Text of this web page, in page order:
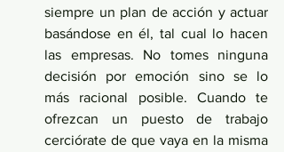
siempre un plan de acción y actuar
basándose en él, tal cual lo hacen
las empresas. No tomes ninguna
decisión por emoción sino se lo
más racional posible. Cuando te
ofrezcan un puesto de trabajo
cerciórate de que vaya en la misma